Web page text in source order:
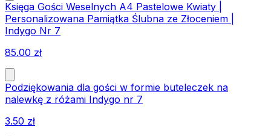
Księga Gości Weselnych A4 Pastelowe Kwiaty |
Personalizowana Pamiątka Ślubna ze Złoceniem |
Indygo Nr 7
85.00 zł
Podziękowania dla gości w formie buteleczek na
nalewkę z różami Indygo nr 7
3.50 zł